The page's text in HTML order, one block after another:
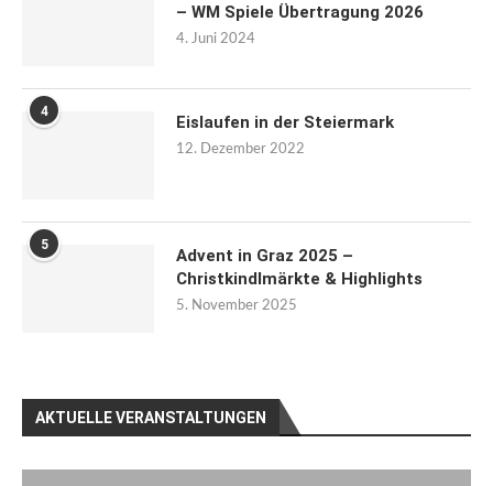
AKTUELLE VERANSTALTUNGEN
– WM Spiele Übertragung 2026
4. Juni 2024
4
Eislaufen in der Steiermark
12. Dezember 2022
5
Advent in Graz 2025 –
Christkindlmärkte & Highlights
5. November 2025